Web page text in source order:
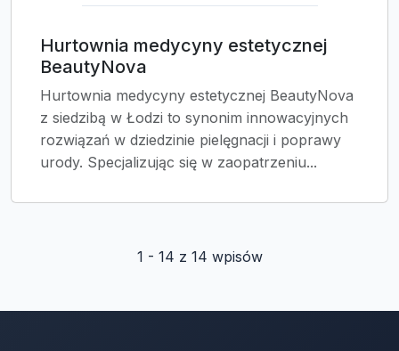
Hurtownia medycyny estetycznej
BeautyNova
Hurtownia medycyny estetycznej BeautyNova
z siedzibą w Łodzi to synonim innowacyjnych
rozwiązań w dziedzinie pielęgnacji i poprawy
urody. Specjalizując się w zaopatrzeniu...
1 - 14 z 14 wpisów